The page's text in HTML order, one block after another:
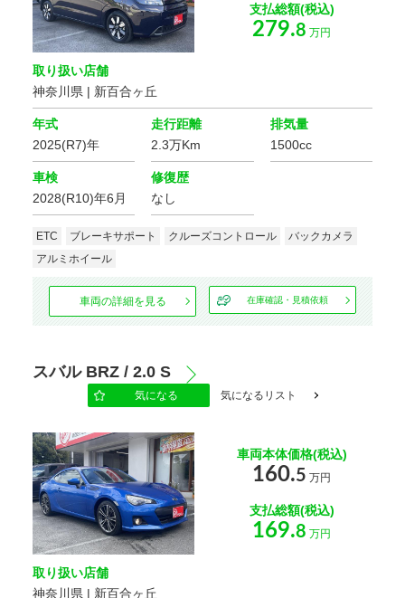
車体の色
選択する
価格
車検の残り
選択する
もっと詳しく
該当車
支払総額(税込)
279.8 万円
取り扱い店舗
神奈川県 | 新百合ヶ丘
年式
2025(R7)年
走行距離
2.3万Km
排気量
1500cc
車検
2028(R10)年6月
修復歴
なし
ETC ブレーキサポート クルーズコントロール
バックカメラ
アルミホイール
車両の詳細を見る 在庫確認・見積依頼
スバル BRZ / 2.0 S
気になる 気になるリスト
車両本体価格(税込)
160.5 万円
支払総額(税込)
169.8 万円
取り扱い店舗
神奈川県 | 新百合ヶ丘